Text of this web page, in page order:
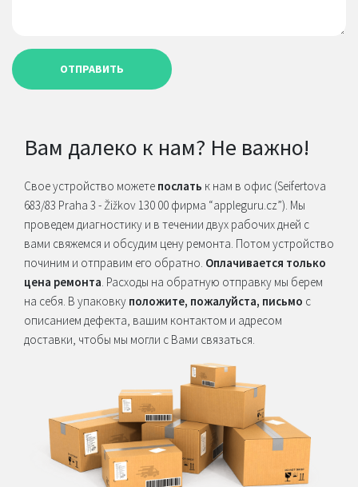
ОТПРАВИТЬ
Вам далеко к нам? Не важно!
Свое устройство можете послать к нам в офис (Seifertova
683/83 Praha 3 - Žižkov 130 00 фирма “appleguru.cz”). Мы
проведем диагностику и в течении двух рабочих дней с
вами свяжемся и обсудим цену ремонта. Потом устройство
починим и отправим его обратно. Оплачивается только
цена ремонта. Расходы на обратную отправку мы берем
на себя. В упаковку положите, пожалуйста, письмо с
описанием дефекта, вашим контактом и адресом
доставки, чтобы мы могли с Вами связаться.